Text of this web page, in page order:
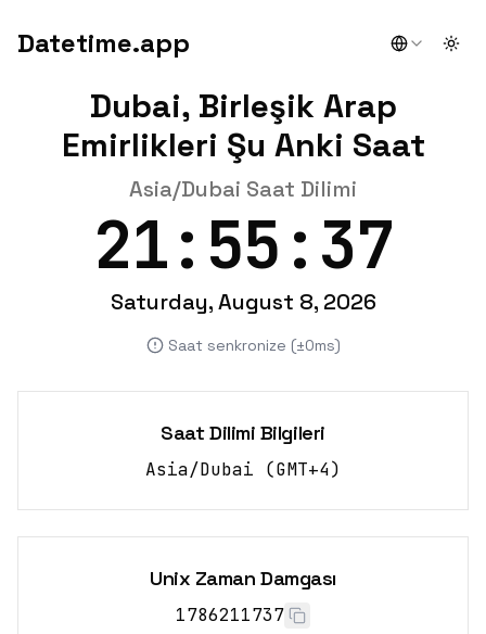
Datetime.app
Dubai, Birleşik Arap
Emirlikleri Şu Anki Saat
Asia/Dubai Saat Dilimi
21:55:37
Saturday, August 8, 2026
Saat senkronize (±0ms)
Saat Dilimi Bilgileri
Asia/Dubai (GMT+4)
Unix Zaman Damgası
1786211737